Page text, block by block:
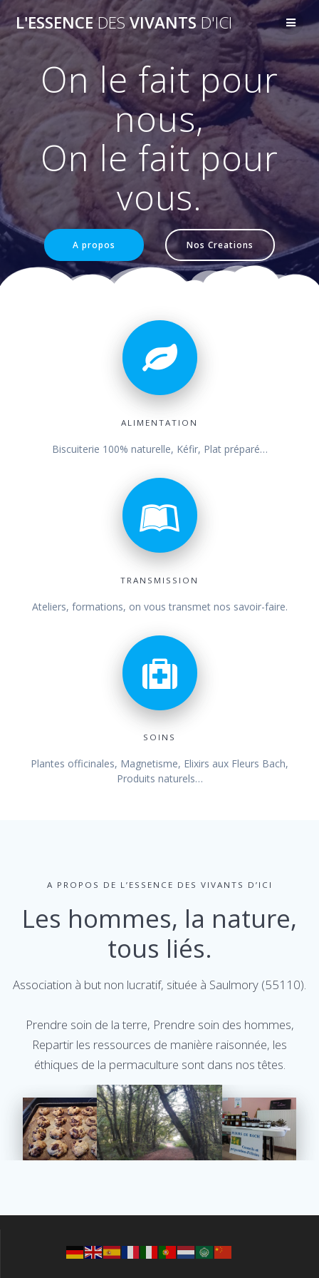
Passer
au
contenu
L'ESSENCEDESVIVANTSD'ICI
On le fait pour
nous,
On le fait pour
vous.
A propos Nos Creations
ALIMENTATION
Biscuiterie 100% naturelle, Kéfir, Plat préparé…
TRANSMISSION
Ateliers, formations, on vous transmet nos savoir-faire.
SOINS
Plantes officinales, Magnetisme, Elixirs aux Fleurs Bach,
Produits naturels…
A PROPOS DE L’ESSENCE DES VIVANTS D’ICI
Les hommes, la nature,
tous liés.
Association à but non lucratif, située à Saulmory (55110).
Prendre soin de la terre, Prendre soin des hommes,
Repartir les ressources de manière raisonnée, les
éthiques de la permaculture sont dans nos têtes.